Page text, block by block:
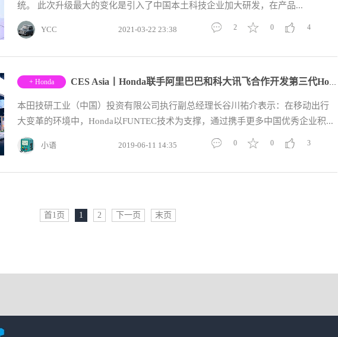
统。 此次升级最大的变化是引入了中国本土科技企业加大研发，在产品...
YCC 2021-03-22 23:38 4
0
2
+ Honda CES Asia丨Honda联手阿里巴巴和科大讯飞合作开发第三代Honda CON
本田技研工业（中国）投资有限公司执行副总经理长谷川祐介表示：在移动出行
大变革的环境中，Honda以FUNTEC技术为支撑，通过携手更多中国优秀企业积...
小语 2019-06-11 14:35 3
0
0
首1页 1 2 下一页 末页